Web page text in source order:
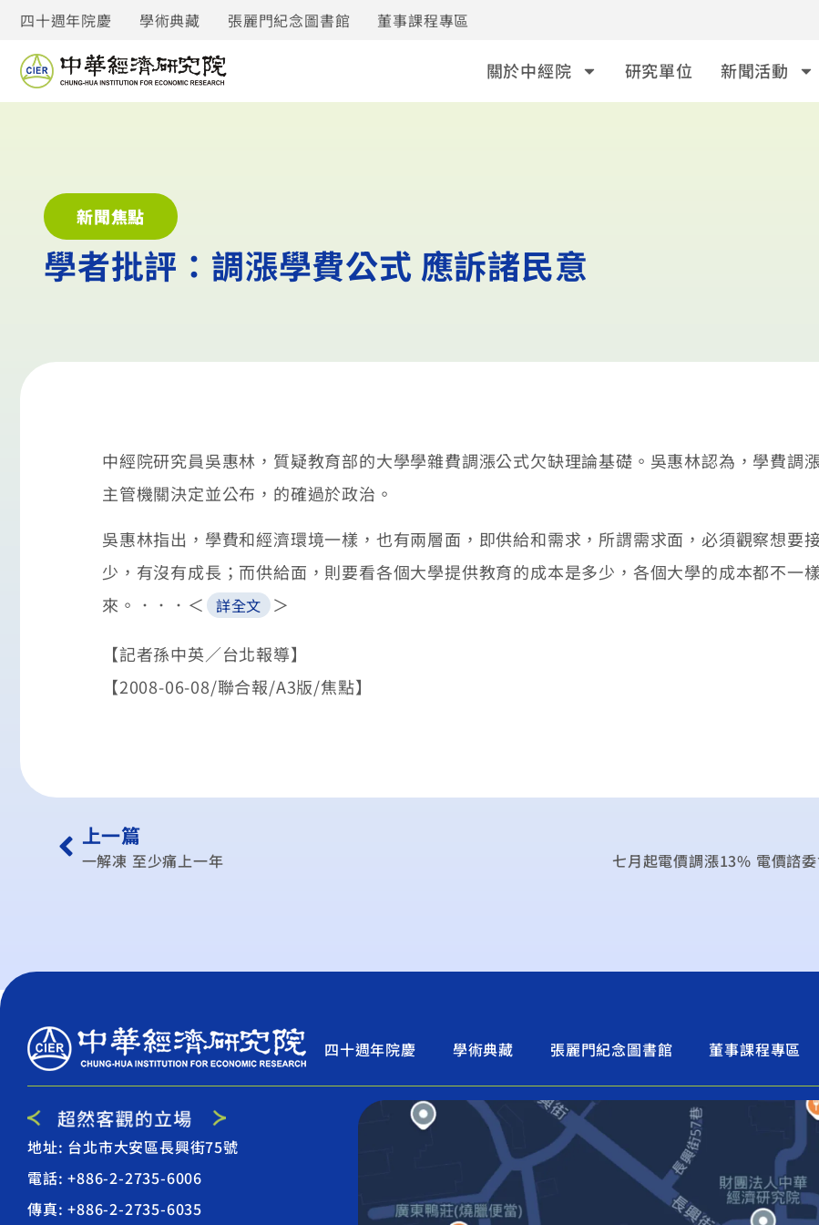
四十週年院慶 學術典藏 張麗門紀念圖書館 董事課程專區
關於中經院 研究單位 新聞活動
新聞焦點
學者批評：調漲學費公式 應訴諸民意
中經院研究員吳惠林，質疑教育部的大學學雜費調漲公式欠缺理論基礎。吳惠林認為，學費調
主管機關決定並公布，的確過於政治。
吳惠林指出，學費和經濟環境一樣，也有兩層面，即供給和需求，所謂需求面，必須觀察想要
少，有沒有成長；而供給面，則要看各個大學提供教育的成本是多少，各個大學的成本都不一
來。．．．＜
詳全文 ＞
【記者孫中英／台北報導】
【2008-06-08/聯合報/A3版/焦點】
上一篇
一解凍 至少痛上一年
四十週年院慶 學術典藏 張麗門紀念圖書館 董事課程專區
地址: 台北市大安區長興街75號
電話: +886-2-2735-6006
傳真: +886-2-2735-6035